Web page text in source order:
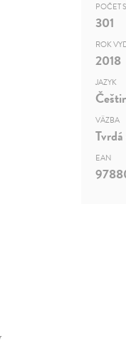
POČET
301
ROK
2018
JAZYK
VÄZBA
EAN